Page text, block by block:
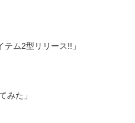
ム2型リリース!!」
みた」